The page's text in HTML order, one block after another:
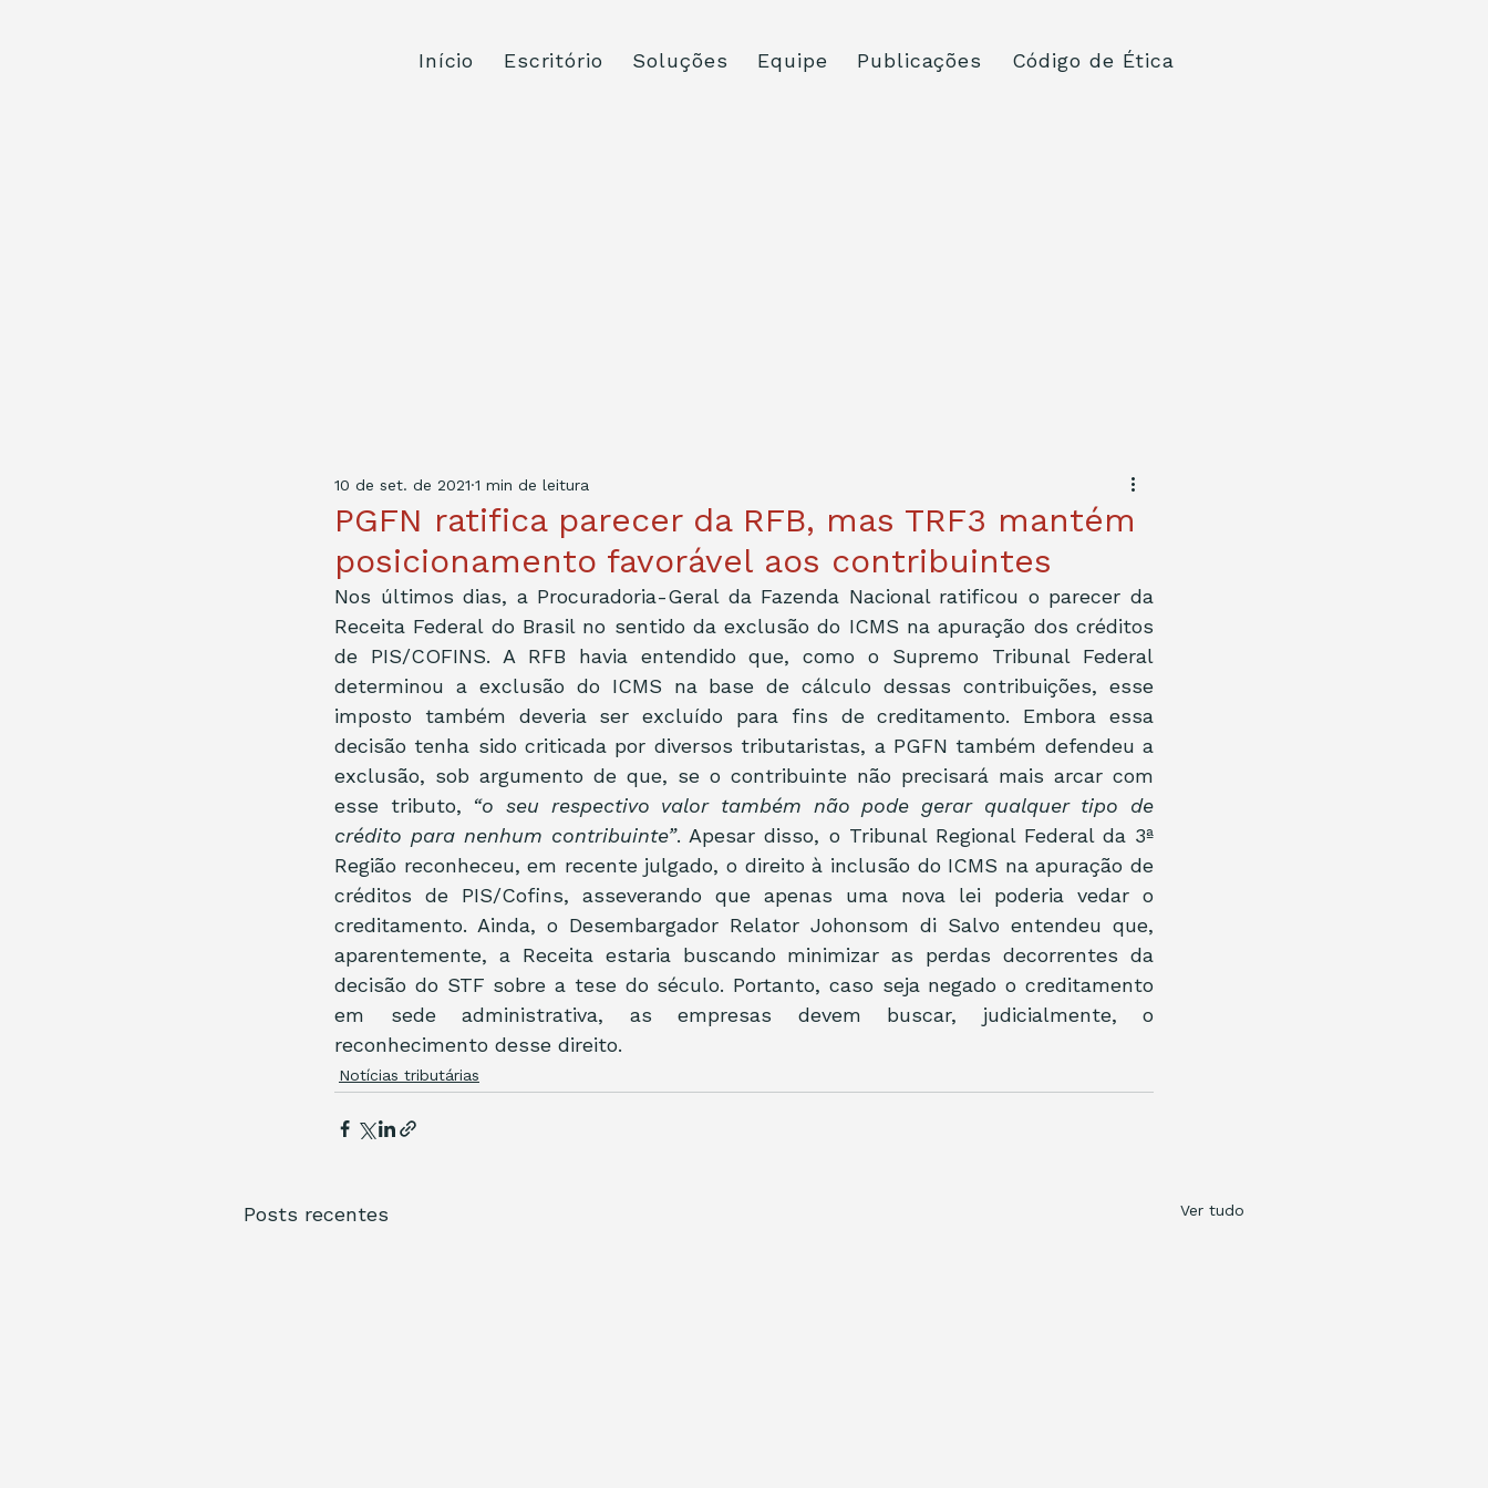
Início Escritório Soluções Equipe Publicações Código de Ética
PGFN ratifica parecer da RFB, mas TRF3 mantém
posicionamento favorável aos contribuintes
10 de set. de 2021 1 min de leitura
Nos últimos dias, a Procuradoria-Geral da Fazenda Nacional ratificou o parecer da
Receita Federal do Brasil no sentido da exclusão do ICMS na apuração dos créditos
de PIS/COFINS. A RFB havia entendido que, como o Supremo Tribunal Federal
determinou a exclusão do ICMS na base de cálculo dessas contribuições, esse
imposto também deveria ser excluído para fins de creditamento. Embora essa
decisão tenha sido criticada por diversos tributaristas, a PGFN também defendeu a
exclusão, sob argumento de que, se o contribuinte não precisará mais arcar com
esse tributo, “o seu respectivo valor também não pode gerar qualquer tipo de
crédito para nenhum contribuinte”. Apesar disso, o Tribunal Regional Federal da 3ª
Região reconheceu, em recente julgado, o direito à inclusão do ICMS na apuração de
créditos de PIS/Cofins, asseverando que apenas uma nova lei poderia vedar o
creditamento. Ainda, o Desembargador Relator Johonsom di Salvo entendeu que,
aparentemente, a Receita estaria buscando minimizar as perdas decorrentes da
decisão do STF sobre a tese do século. Portanto, caso seja negado o creditamento
em sede administrativa, as empresas devem buscar, judicialmente, o
reconhecimento desse direito.
Notícias tributárias
Posts recentes Ver tudo